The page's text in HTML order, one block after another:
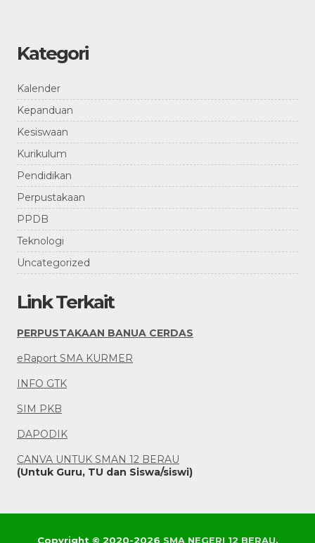
Kategori
Kalender
Kepanduan
Kesiswaan
Kurikulum
Pendidikan
Perpustakaan
PPDB
Teknologi
Uncategorized
Link Terkait
PERPUSTAKAAN BANUA CERDAS
eRaport SMA KURMER
INFO GTK
SIM PKB
DAPODIK
CANVA UNTUK SMAN 12 BERAU
(Untuk Guru, TU dan Siswa/siswi)
Copyright © 2020-2026 SMA NEGERI 12 BERAU.